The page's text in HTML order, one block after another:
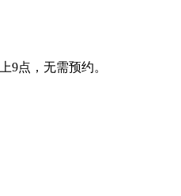
9点，无需预约。